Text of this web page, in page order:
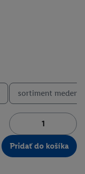
sortiment
Pridať do košíka